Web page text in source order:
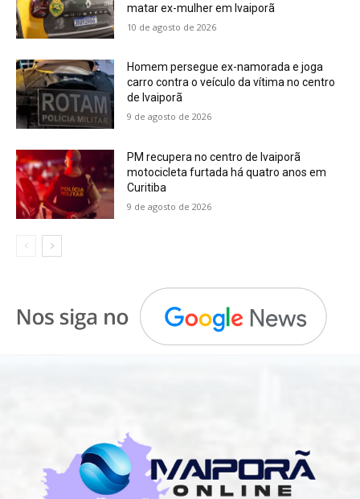
matar ex-mulher em Ivaiporã
10 de agosto de 2026
Homem persegue ex-namorada e joga
carro contra o veículo da vítima no centro
de Ivaiporã
9 de agosto de 2026
PM recupera no centro de Ivaiporã
motocicleta furtada há quatro anos em
Curitiba
9 de agosto de 2026